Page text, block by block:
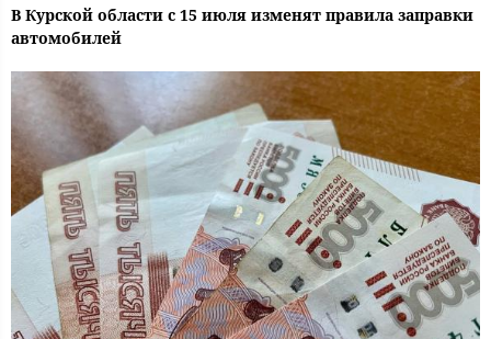
В Курской области с 15 июля изменят правила заправки
автомобилей